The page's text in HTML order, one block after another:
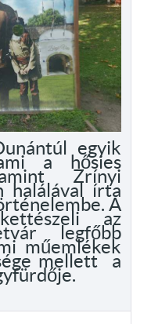
egyik
a hősies
Zrínyi
halálával írta
A
az
legfőbb
műemlékek
mellett a